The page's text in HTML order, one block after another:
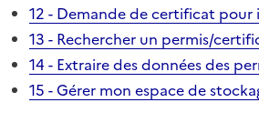
12 - Demande de certificat
13 - Rechercher un permis/
14 - Extraire des données des
15 - Gérer mon espace de